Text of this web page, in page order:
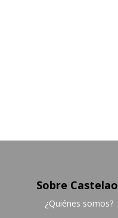
Sobre Castelao
¿Quiénes somos?